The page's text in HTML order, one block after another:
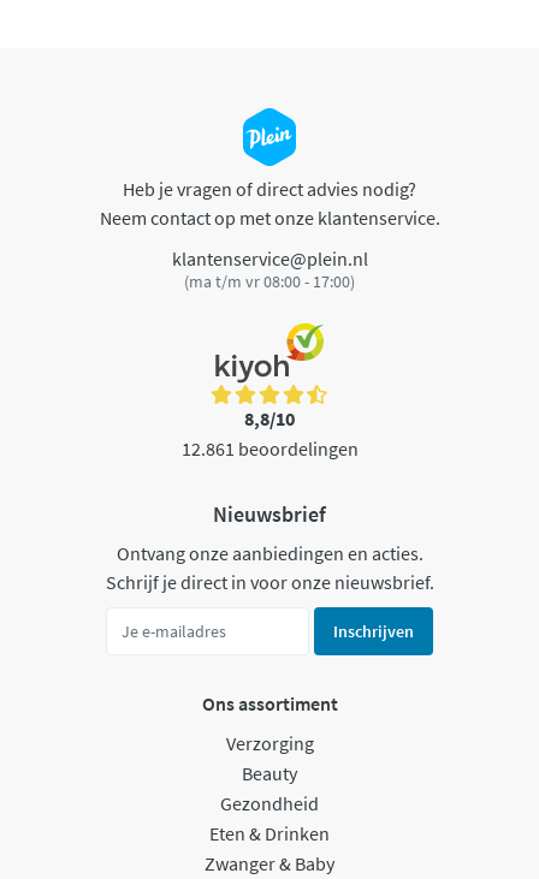
Heb je vragen of direct advies nodig?
Neem contact op met onze klantenservice.
klantenservice@plein.nl
(ma t/m vr 08:00 - 17:00)
8,8/10
12.861 beoordelingen
Nieuwsbrief
Ontvang onze aanbiedingen en acties.
Schrijf je direct in voor onze nieuwsbrief.
Inschrijven
Ons assortiment
Verzorging
Beauty
Gezondheid
Eten & Drinken
Zwanger & Baby